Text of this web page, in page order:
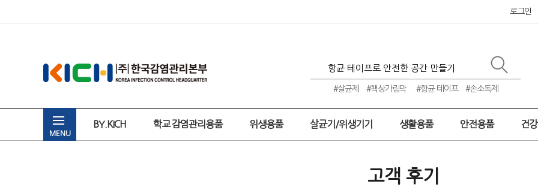
로그인
#살균제 #책상가림막 #항균 테이프 #손소독제
MENU
BY.KICH 학교 감염관리용품 위생용품 살균기/위생기기 생활용품 안전용품 건
고객 후기